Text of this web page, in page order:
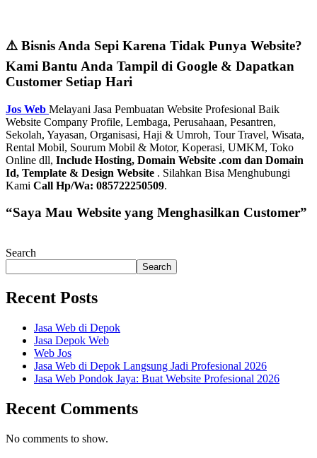
⚠️ Bisnis Anda Sepi Karena Tidak Punya Website?
Kami Bantu Anda Tampil di Google & Dapatkan
Customer Setiap Hari
Jos Web Melayani Jasa Pembuatan Website Profesional Baik
Website Company Profile, Lembaga, Perusahaan, Pesantren,
Sekolah, Yayasan, Organisasi, Haji & Umroh, Tour Travel, Wisata,
Rental Mobil, Sourum Mobil & Motor, Koperasi, UMKM, Toko
Online dll, Include Hosting, Domain Website .com dan Domain
Id, Template & Design Website . Silahkan Bisa Menghubungi
Kami Call Hp/Wa: 085722250509.
“Saya Mau Website yang Menghasilkan Customer”
Search
Search
Recent Posts
Jasa Web di Depok
Jasa Depok Web
Web Jos
Jasa Web di Depok Langsung Jadi Profesional 2026
Jasa Web Pondok Jaya: Buat Website Profesional 2026
Recent Comments
No comments to show.